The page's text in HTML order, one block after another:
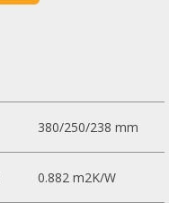
380/250/238 mm
0.882 m2K/W